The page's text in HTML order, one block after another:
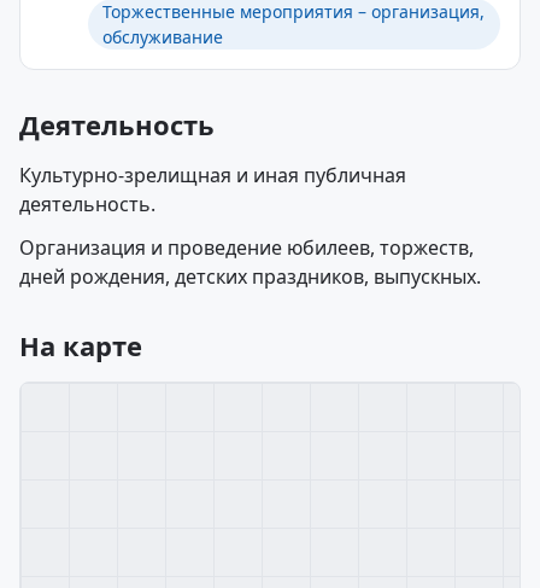
Торжественные мероприятия – организация,
обслуживание
Деятельность
Культурно-зрелищная и иная публичная
деятельность.
Организация и проведение юбилеев, торжеств,
дней рождения, детских праздников, выпускных.
На карте